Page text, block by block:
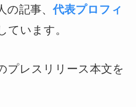
の記事、代表プロフィ
ています。
プレスリリース本文を